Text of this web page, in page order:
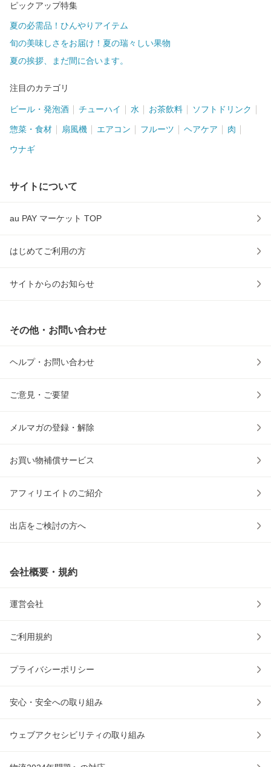
ピックアップ特集
夏の必需品！ひんやりアイテム
旬の美味しさをお届け！夏の瑞々しい果物
夏の挨拶、まだ間に合います。
注目のカテゴリ
ビール・発泡酒 チューハイ 水 お茶飲料 ソフトドリンク
惣菜・食材 扇風機 エアコン フルーツ ヘアケア 肉
ウナギ
サイトについて
au PAY マーケット TOP
はじめてご利用の方
サイトからのお知らせ
その他・お問い合わせ
ヘルプ・お問い合わせ
ご意見・ご要望
メルマガの登録・解除
お買い物補償サービス
アフィリエイトのご紹介
出店をご検討の方へ
会社概要・規約
運営会社
ご利用規約
プライバシーポリシー
安心・安全への取り組み
ウェブアクセシビリティの取り組み